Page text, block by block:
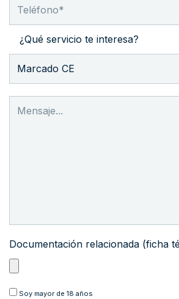
¿Qué servicio te interesa?
Documentación relacionada (ficha
Soy mayor de 18 años